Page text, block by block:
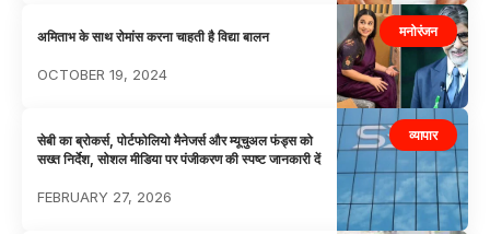
मनोरंजन
अमिताभ के साथ रोमांस करना चाहती है विद्या बालन
OCTOBER 19, 2024
व्यापार
सेबी का ब्रोकर्स, पोर्टफोलियो मैनेजर्स और म्यूचुअल फंड्स को
सख्त निर्देश, सोशल मीडिया पर पंजीकरण की स्पष्ट जानकारी दें
FEBRUARY 27, 2026